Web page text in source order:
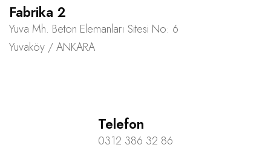
Fabrika 2
Yuva Mh. Beton Elemanları Sitesi No: 6
Yuvaköy / ANKARA
Telefon
0312 386 32 86